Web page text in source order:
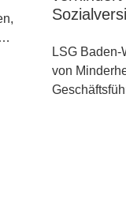
LSG Baden-
von